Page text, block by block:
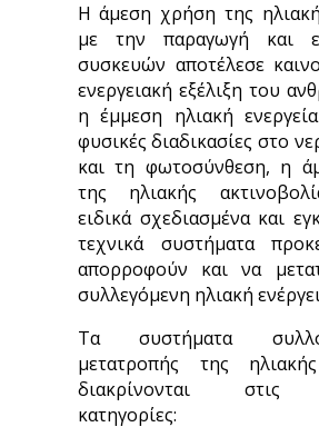
Η άμεση χρήση της
με την παραγωγή και
συσκευών αποτέλεσε
ενεργειακή εξέλιξη του
η έμμεση ηλιακή
φυσικές διαδικασίες στο
και τη φωτοσύνθεση, η
της ηλιακής
ειδικά σχεδιασμένα και
τεχνικά συστήματα
απορροφούν και να
συλλεγόμενη ηλιακή
Τα συστήματα
μετατροπής της
διακρίνονται στις
κατηγορίες: